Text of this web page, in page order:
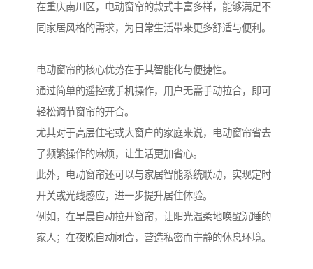
在重庆南川区，电动窗帘的款式丰富多样，能够满足不
同家居风格的需求，为日常生活带来更多舒适与便利。
电动窗帘的核心优势在于其智能化与便捷性。
通过简单的遥控或手机操作，用户无需手动拉合，即可
轻松调节窗帘的开合。
尤其对于高层住宅或大窗户的家庭来说，电动窗帘省去
了频繁操作的麻烦，让生活更加省心。
此外，电动窗帘还可以与家居智能系统联动，实现定时
开关或光线感应，进一步提升居住体验。
例如，在早晨自动拉开窗帘，让阳光温柔地唤醒沉睡的
家人；在夜晚自动闭合，营造私密而宁静的休息环境。